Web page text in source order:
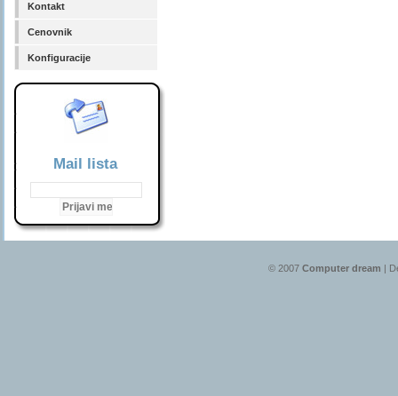
Kontakt
Cenovnik
Konfiguracije
Mail lista
© 2007 Computer dream |